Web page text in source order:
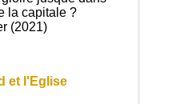
la capitale ?
(2021)
et l'Eglise